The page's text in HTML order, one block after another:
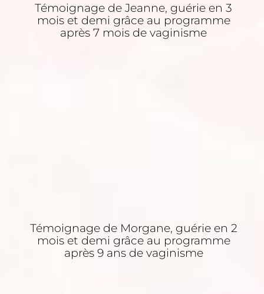
Témoignage de Jeanne, guérie en 3
mois et demi grâce au programme
après 7 mois de vaginisme
Témoignage de Morgane, guérie en 2
mois et demi grâce au programme
après 9 ans de vaginisme